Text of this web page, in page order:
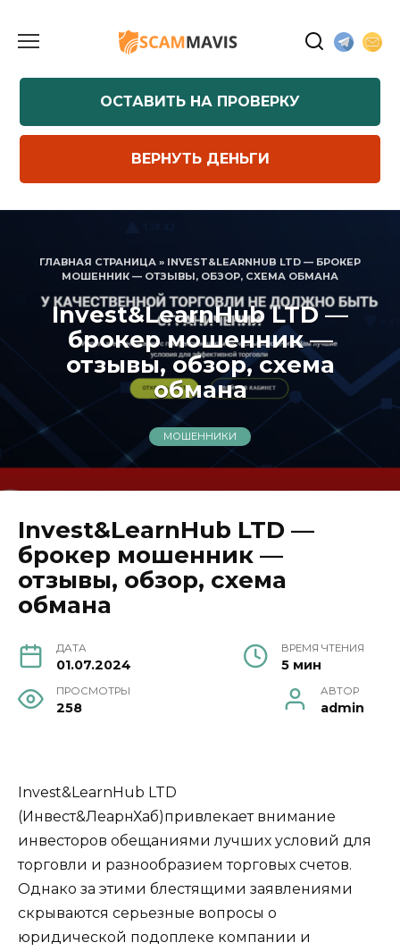
содержанию
ОСТАВИТЬ НА ПРОВЕРКУ
ВЕРНУТЬ ДЕНЬГИ
ГЛАВНАЯ СТРАНИЦА » INVEST&LEARNHUB LTD — БРОКЕР
МОШЕННИК — ОТЗЫВЫ, ОБЗОР, СХЕМА ОБМАНА
Invest&LearnHub LTD —
брокер мошенник —
отзывы, обзор, схема
обмана
МОШЕННИКИ
Invest&LearnHub LTD —
брокер мошенник —
отзывы, обзор, схема
обмана
ДАТА
01.07.2024
ВРЕМЯ ЧТЕНИЯ
5 мин
ПРОСМОТРЫ
258
АВТОР
admin
Invest&LearnHub LTD
(Инвест&ЛеарнХаб)привлекает внимание
инвесторов обещаниями лучших условий для
торговли и разнообразием торговых счетов.
Однако за этими блестящими заявлениями
скрываются серьезные вопросы о
юридической подоплеке компании и